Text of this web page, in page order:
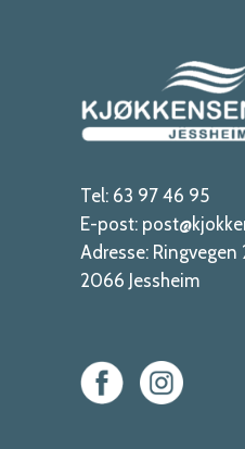
Tel: 63 97 46 95
E-post:
Adresse: Ringvegen
2066 Jessheim